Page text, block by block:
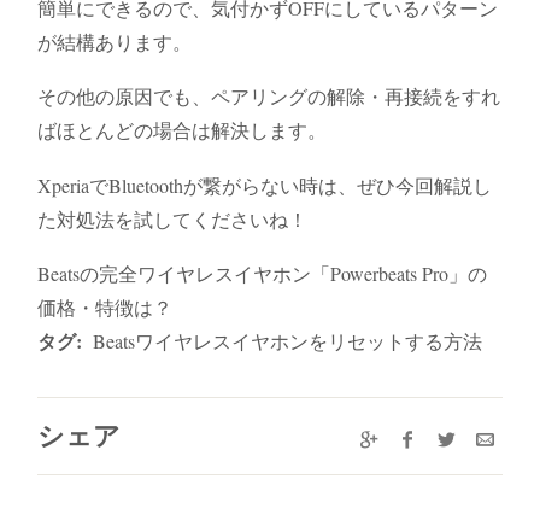
簡単にできるので、気付かずOFFにしているパターン
が結構あります。
その他の原因でも、ペアリングの解除・再接続をすれ
ばほとんどの場合は解決します。
XperiaでBluetoothが繋がらない時は、ぜひ今回解説し
た対処法を試してくださいね！
Beatsの完全ワイヤレスイヤホン「Powerbeats Pro」の
価格・特徴は？
タグ: Beatsワイヤレスイヤホンをリセットする方法
シェア